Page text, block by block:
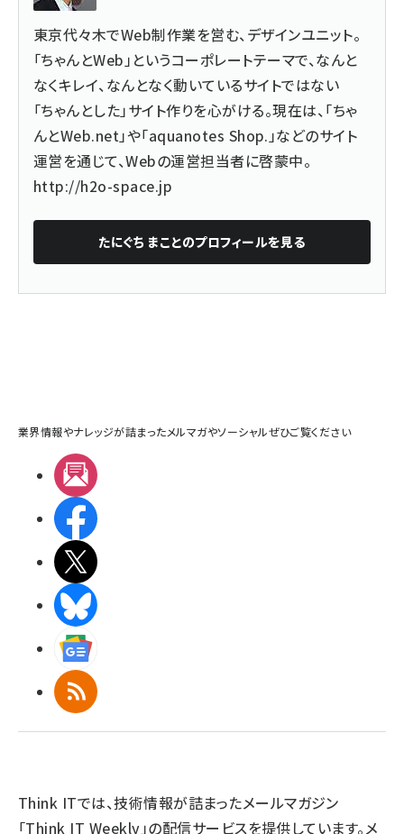
東京代々木でWeb制作業を営む、デザインユニット。
「ちゃんとWeb」というコーポレートテーマで、なんと
なくキレイ、なんとなく動いているサイトではない
「ちゃんとした」サイト作りを心がける。現在は、「ちゃ
んとWeb.net」や「aquanotes Shop.」などのサイト
運営を通じて、Webの運営担当者に啓蒙中。
http://h2o-space.jp
たにぐち まことのプロフィールを見る
業界情報やナレッジが詰まったメルマガやソーシャルぜひご覧ください
RSS
Think ITでは、技術情報が詰まったメールマガジン
「Think IT Weekly」の配信サービスを提供しています。メ